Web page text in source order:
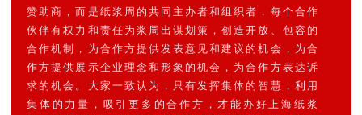
赞助商，而是纸浆周的共同主办者和组织者，每个合作
伙伴有权力和责任为浆周出谋划策，创造开放、包容的
合作机制，为合作方提供发表意见和建议的机会，为合
作方提供展示企业理念和形象的机会，为合作方表达诉
求的机会。大家一致认为，只有发挥集体的智慧，利用
集体的力量，吸引更多的合作方，才能办好上海纸浆